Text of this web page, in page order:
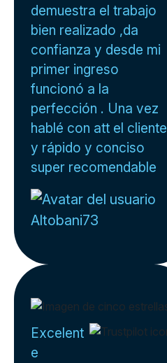
demuestra el trabajo
bien realizado ,da
confianza y desde mi
primer ingreso
funcionó a la
perfección . Una vez
hablé con att el cliente
y rápido y conciso
super recomendable
Altobani73
Excelent
e